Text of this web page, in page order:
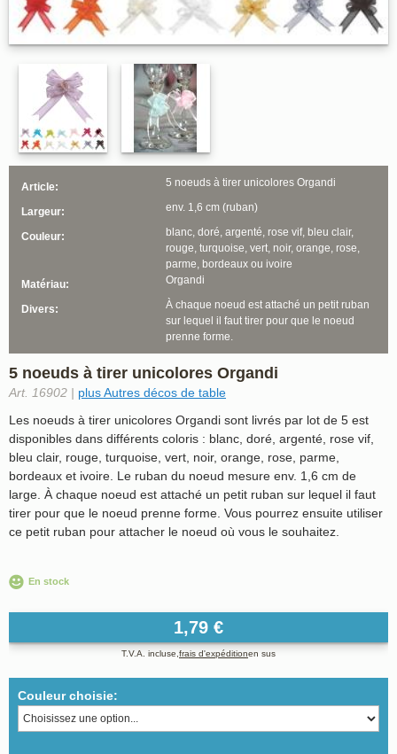
5 noeuds à tirer unicolores Organdi
Art. 16902 | plus Autres décos de table
Les noeuds à tirer unicolores Organdi sont livrés par lot de 5 est
disponibles dans différents coloris : blanc, doré, argenté, rose vif,
bleu clair, rouge, turquoise, vert, noir, orange, rose, parme,
bordeaux et ivoire. Le ruban du noeud mesure env. 1,6 cm de
large. À chaque noeud est attaché un petit ruban sur lequel il faut
tirer pour que le noeud prenne forme. Vous pourrez ensuite utiliser
ce petit ruban pour attacher le noeud où vous le souhaitez.
En stock
1,79 €
T.V.A. incluse, frais d'expéditionen sus
Couleur choisie:
Article: 5 noeuds à tirer unicolores Organdi
Largeur: env. 1,6 cm (ruban)
Couleur:
blanc, doré, argenté, rose vif, bleu clair,
rouge, turquoise, vert, noir, orange, rose,
parme, bordeaux ou ivoire
Matériau:
Organdi
Divers:
À chaque noeud est attaché un petit ruban
sur lequel il faut tirer pour que le noeud
prenne forme.